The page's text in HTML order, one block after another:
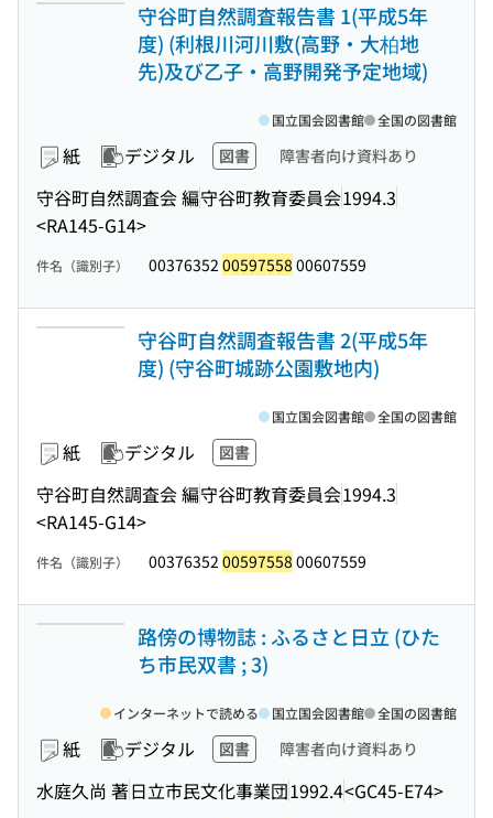
守谷町自然調査報告書 1(平成5年
度) (利根川河川敷(高野・大柏地
先)及び乙子・高野開発予定地域)
紙 デジタル 図書 障害者向け資料あり
守谷町自然調査会 編守谷町教育委員会1994.3
<RA145-G14>
国立国会図書館 全国の図書館
件名（識別子） 00376352 00597558 00607559
守谷町自然調査報告書 2(平成5年
度) (守谷町城跡公園敷地内)
紙 デジタル 図書
守谷町自然調査会 編守谷町教育委員会1994.3
<RA145-G14>
国立国会図書館 全国の図書館
件名（識別子） 00376352 00597558 00607559
路傍の博物誌 : ふるさと日立 (ひた
ち市民双書 ; 3)
紙 デジタル 図書 障害者向け資料あり
水庭久尚 著日立市民文化事業団1992.4<GC45-E74>
インターネットで読める 国立国会図書館 全国の図書館